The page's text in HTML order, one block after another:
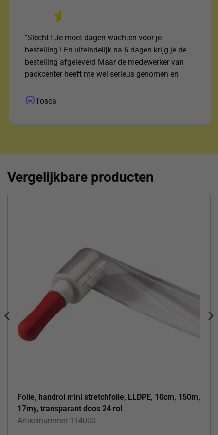
"Slecht ! Je moet dagen wachten voor je
bestelling ! En uiteindelijk na 6 dagen krijg je de
bestelling afgeleverd Maar de medewerker van
packcenter heeft me wel serieus genomen en
dank !"
Tosca
Vergelijkbare producten
Folie, handrol mini stretchfolie, LLDPE, 10cm, 150m,
17my, transparant doos 24 rol
Artikelnummer 114000